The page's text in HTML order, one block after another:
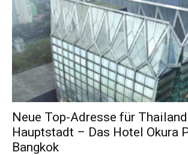
Touristiknews
und
Neue Top-Adresse für
Hauptstadt – Das Hotel Okura
Bangkok